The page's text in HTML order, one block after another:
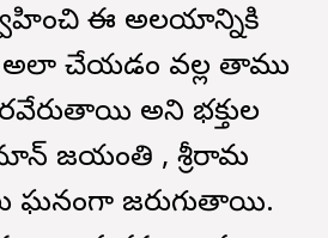
ఈ అలయాన్నికి
అలా చేయడం వల్ల తాము
అని భక్తుల
జయంతి , శ్రీరామ
ఘనంగా జరుగుతాయి.